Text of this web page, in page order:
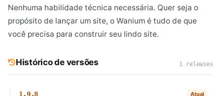
Nenhuma habilidade técnica necessária. Quer seja o
propósito de lançar um site, o Wanium é tudo de que
você precisa para construir seu lindo site.
Histórico de versões 1 releases
1.9.8 Atual